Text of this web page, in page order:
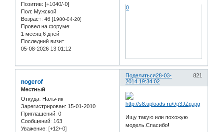
Позитив: [+1040/-0]
Пол: Мужской
Возраст: 46 [1980-04-20]
Провел на форуме:
1 месяц 6 дней
Последний визит:
05-08-2026 13:01:12
0
Поделиться 821
28-03-
2014 19:34:02
nogerof
Местный
Откуда: Нальчик
Зарегистрирован: 15-01-2010
Приглашений: 0
Сообщений: 163
Уважение: [+12/-0]
Ищу такую или похожую
модель.Спасибо!